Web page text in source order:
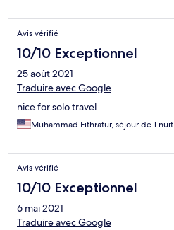
Avis vérifié
10/10 Exceptionnel
25 août 2021
Traduire avec Google
nice for solo travel
Muhammad Fithratur, séjour de 1 nuit
Avis vérifié
10/10 Exceptionnel
6 mai 2021
Traduire avec Google